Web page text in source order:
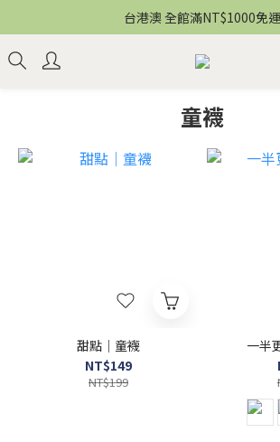
台港澳 全館滿NT$1000免運
童襪
甜點｜童襪
NT$149
NT$199
一半